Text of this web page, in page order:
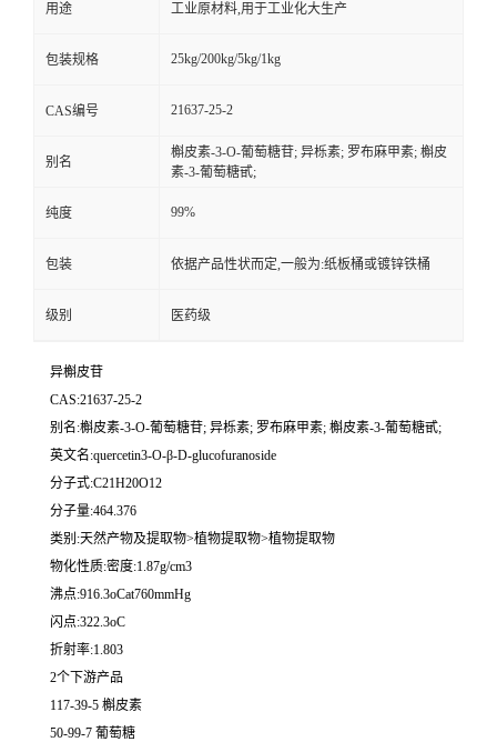
用途 工业原材料,用于工业化大生产
包装规格 25kg/200kg/5kg/1kg
CAS编号 21637-25-2
别名
槲皮素-3-O-葡萄糖苷; 异栎素; 罗布麻甲素; 槲皮
素-3-葡萄糖甙;
纯度 99%
包装 依据产品性状而定,一般为:纸板桶或镀锌铁桶
级别 医药级
异槲皮苷
CAS:21637-25-2
别名:槲皮素-3-O-葡萄糖苷; 异栎素; 罗布麻甲素; 槲皮素-3-葡萄糖甙;
英文名:quercetin3-O-β-D-glucofuranoside
分子式:C21H20O12
分子量:464.376
类别:天然产物及提取物>植物提取物>植物提取物
物化性质:密度:1.87g/cm3
沸点:916.3oCat760mmHg
闪点:322.3oC
折射率:1.803
2个下游产品
117-39-5 槲皮素
50-99-7 葡萄糖